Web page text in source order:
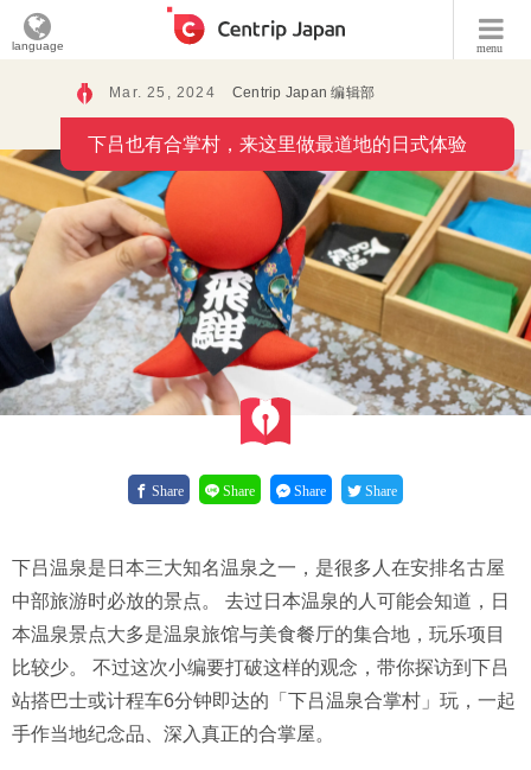
menu
language
Mar. 25, 2024 Centrip Japan 编辑部
下吕也有合掌村，来这里做最道地的日式体验
Share Share Share Share
下吕温泉是日本三大知名温泉之一，是很多人在安排名古屋
中部旅游时必放的景点。 去过日本温泉的人可能会知道，日
本温泉景点大多是温泉旅馆与美食餐厅的集合地，玩乐项目
比较少。 不过这次小编要打破这样的观念，带你探访到下吕
站搭巴士或计程车6分钟即达的「下吕温泉合掌村」玩，一起
手作当地纪念品、深入真正的合掌屋。